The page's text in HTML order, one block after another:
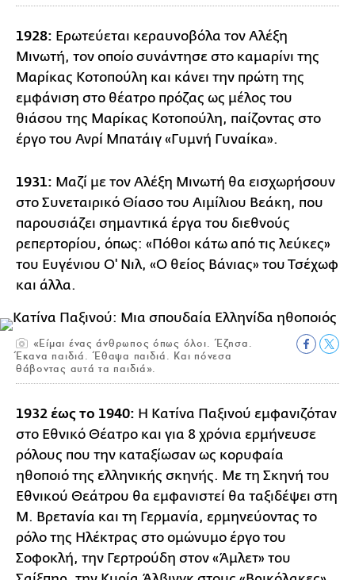
1928: Ερωτεύεται κεραυνοβόλα τον Αλέξη
Μινωτή, τον οποίο συνάντησε στο καμαρίνι της
Μαρίκας Κοτοπούλη και κάνει την πρώτη της
εμφάνιση στο θέατρο πρόζας ως μέλος του
θιάσου της Μαρίκας Κοτοπούλη, παίζοντας στο
έργο του Ανρί Μπατάιγ «Γυμνή Γυναίκα».
1931: Μαζί με τον Αλέξη Μινωτή θα εισχωρήσουν
στο Συνεταιρικό Θίασο του Αιμίλιου Βεάκη, που
παρουσιάζει σημαντικά έργα του διεθνούς
ρεπερτορίου, όπως: «Πόθοι κάτω από τις λεύκες»
του Ευγένιου Ο' Νιλ, «Ο θείος Βάνιας» του Τσέχωφ
και άλλα.
«Είμαι ένας άνθρωπος όπως όλοι. Έζησα.
Έκανα παιδιά. Έθαψα παιδιά. Και πόνεσα
θάβοντας αυτά τα παιδιά».
1932 έως το 1940: Η Κατίνα Παξινού εμφανιζόταν
στο Εθνικό Θέατρο και για 8 χρόνια ερμήνευσε
ρόλους που την καταξίωσαν ως κορυφαία
ηθοποιό της ελληνικής σκηνής. Με τη Σκηνή του
Εθνικού Θεάτρου θα εμφανιστεί θα ταξιδέψει στη
Μ. Βρετανία και τη Γερμανία, ερμηνεύοντας το
ρόλο της Ηλέκτρας στο ομώνυμο έργο του
Σοφοκλή, την Γερτρούδη στον «Άμλετ» του